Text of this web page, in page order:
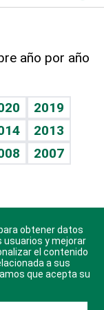
año por año
2019
2013
2007
Android, iOS y
obtener datos
y mejorar
el contenido
a sus
que acepta su